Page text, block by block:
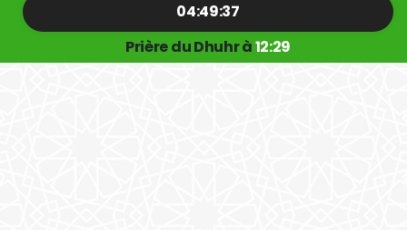
04:49:36
Prière du Dhuhr à12:29